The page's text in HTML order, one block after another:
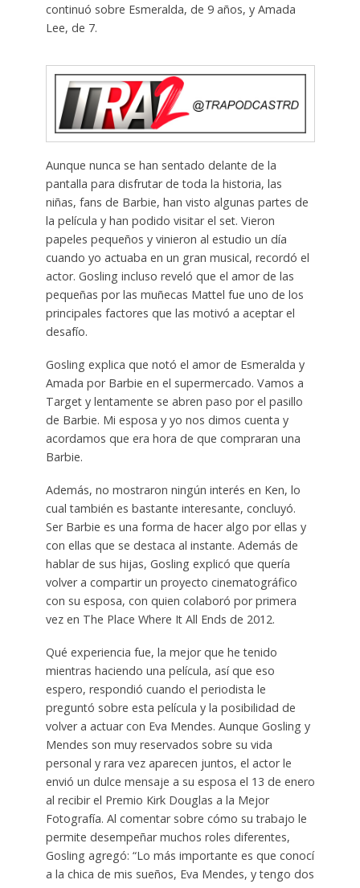
continuó sobre Esmeralda, de 9 años, y Amada
Lee, de 7.
Aunque nunca se han sentado delante de la
pantalla para disfrutar de toda la historia, las
niñas, fans de Barbie, han visto algunas partes de
la película y han podido visitar el set. Vieron
papeles pequeños y vinieron al estudio un día
cuando yo actuaba en un gran musical, recordó el
actor. Gosling incluso reveló que el amor de las
pequeñas por las muñecas Mattel fue uno de los
principales factores que las motivó a aceptar el
desafío.
Gosling explica que notó el amor de Esmeralda y
Amada por Barbie en el supermercado. Vamos a
Target y lentamente se abren paso por el pasillo
de Barbie. Mi esposa y yo nos dimos cuenta y
acordamos que era hora de que compraran una
Barbie.
Además, no mostraron ningún interés en Ken, lo
cual también es bastante interesante, concluyó.
Ser Barbie es una forma de hacer algo por ellas y
con ellas que se destaca al instante. Además de
hablar de sus hijas, Gosling explicó que quería
volver a compartir un proyecto cinematográfico
con su esposa, con quien colaboró ​​por primera
vez en The Place Where It All Ends de 2012.
Qué experiencia fue, la mejor que he tenido
mientras haciendo una película, así que eso
espero, respondió cuando el periodista le
preguntó sobre esta película y la posibilidad de
volver a actuar con Eva Mendes. Aunque Gosling y
Mendes son muy reservados sobre su vida
personal y rara vez aparecen juntos, el actor le
envió un dulce mensaje a su esposa el 13 de enero
al recibir el Premio Kirk Douglas a la Mejor
Fotografía. Al comentar sobre cómo su trabajo le
permite desempeñar muchos roles diferentes,
Gosling agregó: “Lo más importante es que conocí
a la chica de mis sueños, Eva Mendes, y tengo dos